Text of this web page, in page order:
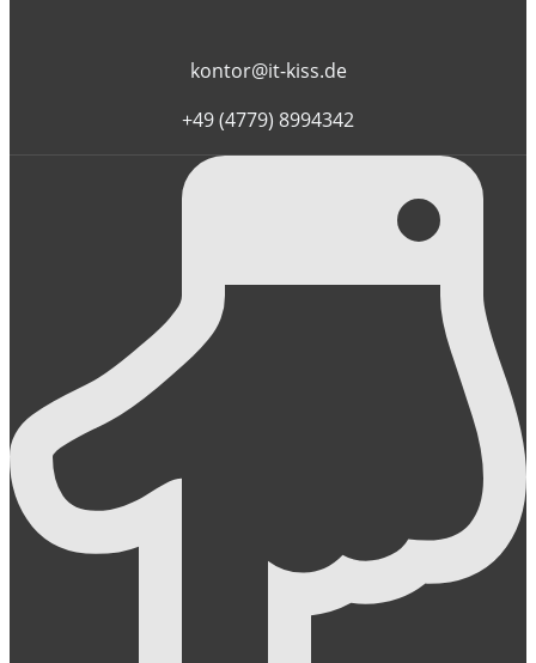
kontor@it-kiss.de
+49 (4779) 8994342